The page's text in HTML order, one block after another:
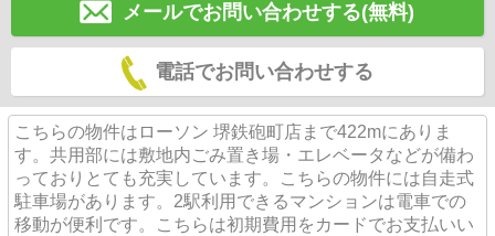
メールでお問い合わせする(無料)
電話でお問い合わせする
こちらの物件はローソン 堺鉄砲町店まで422mにありま
す。共用部には敷地内ごみ置き場・エレベータなどが備わ
っておりとても充実しています。こちらの物件には自走式
駐車場があります。2駅利用できるマンションは電車での
移動が便利です。こちらは初期費用をカードでお支払いい